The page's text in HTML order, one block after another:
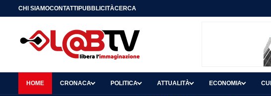
CHI SIAMOCONTATTIPUBBLICITÀCERCA
HOME CRONACA POLITICA ATTUALITÀ ECONOMIA